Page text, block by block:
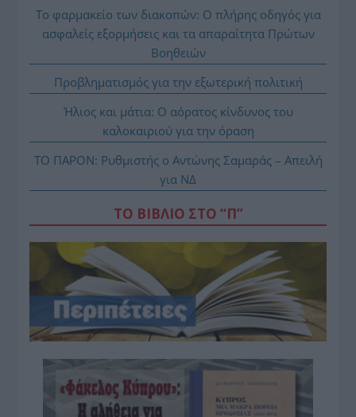
Το φαρμακείο των διακοπών: Ο πλήρης οδηγός για
ασφαλείς εξορμήσεις και τα απαραίτητα Πρώτων
Βοηθειών
Προβληματισμός για την εξωτερική πολιτική
Ήλιος και μάτια: Ο αόρατος κίνδυνος του
καλοκαιριού για την όραση
ΤΟ ΠΑΡΟΝ: Ρυθμιστής ο Αντώνης Σαμαράς – Απειλή
για ΝΔ
ΤΟ ΒΙΒΛΙΟ ΣΤΟ “Π”